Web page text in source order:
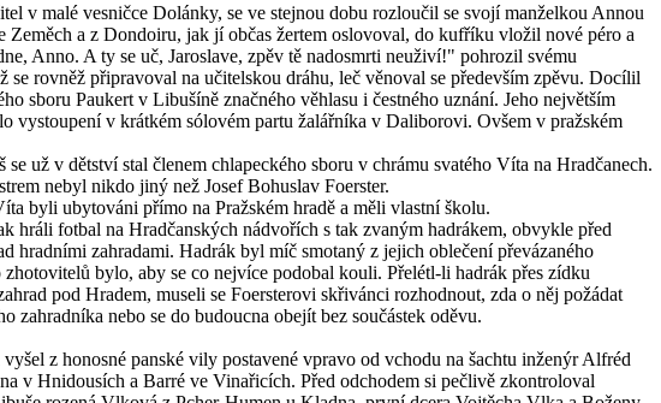
v malé vesničce Dolánky, se ve stejnou dobu rozloučil se svojí manželkou Annou
Zeměch a z Dondoiru, jak jí občas žertem oslovoval, do kufříku vložil nové péro a
Anno. A ty se uč, Jaroslave, zpěv tě nadosmrti neuživí!" pohrozil svému
se rovněž připravoval na učitelskou dráhu, leč věnoval se především zpěvu. Docílil
sboru Paukert v Libušíně značného věhlasu i čestného uznání. Jeho největším
vystoupení v krátkém sólovém partu žalářníka v Daliborovi. Ovšem v pražském
se už v dětství stal členem chlapeckého sboru v chrámu svatého Víta na Hradčanech.
nebyl nikdo jiný než Josef Bohuslav Foerster.
byli ubytováni přímo na Pražském hradě a měli vlastní školu.
hráli fotbal na Hradčanských nádvořích s tak zvaným hadrákem, obvykle před
hradními zahradami. Hadrák byl míč smotaný z jejich oblečení převázaného
zhotovitelů bylo, aby se co nejvíce podobal kouli. Přelétl-li hadrák přes zídku
pod Hradem, museli se Foersterovi skřivánci rozhodnout, zda o něj požádat
zahradníka nebo se do budoucna obejít bez součástek oděvu.
z honosné panské vily postavené vpravo od vchodu na šachtu inženýr Alfréd
v Hnidousích a Barré ve Vinařicích. Před odchodem si pečlivě zkontroloval